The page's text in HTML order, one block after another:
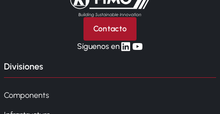
Contacto
Síguenos enlinkedin
yt
Divisiones
Components